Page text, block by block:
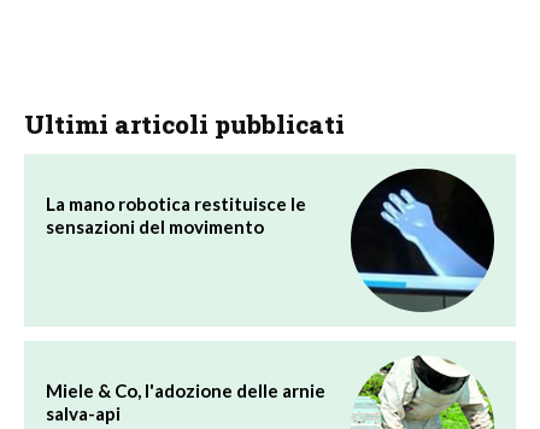
Ultimi articoli pubblicati
La mano robotica restituisce le
sensazioni del movimento
Miele & Co, l'adozione delle arnie
salva-api